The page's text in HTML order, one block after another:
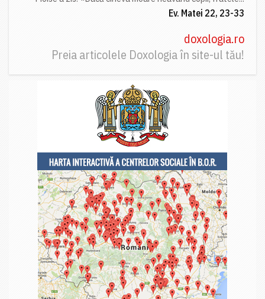
Ev. Matei 22, 23-33
doxologia.ro
Preia articolele Doxologia în site-ul tău!